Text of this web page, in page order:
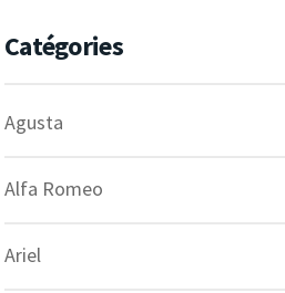
Catégories
Agusta
Alfa Romeo
Ariel